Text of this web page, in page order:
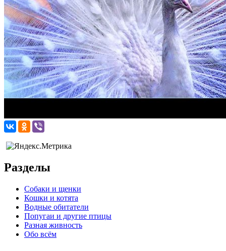
Разделы
Собаки и щенки
Кошки и котята
Водные обитатели
Попугаи и другие птицы
Разная живность
Обо всём